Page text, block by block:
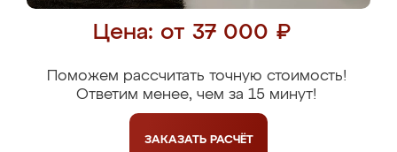
Цена: от 37 000 ₽
Поможем рассчитать точную стоимость!
Ответим менее, чем за 15 минут!
ЗАКАЗАТЬ РАСЧЁТ